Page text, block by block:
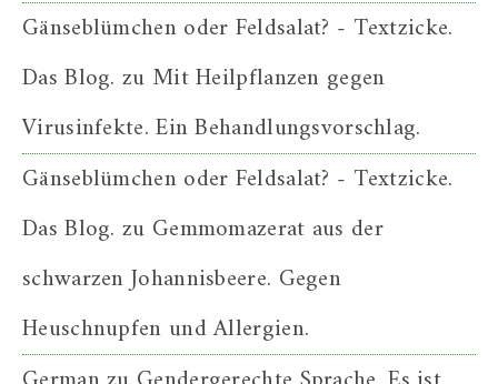
Gänseblümchen oder Feldsalat? - Textzicke.
Das Blog. zu Mit Heilpflanzen gegen
Virusinfekte. Ein Behandlungsvorschlag.
Gänseblümchen oder Feldsalat? - Textzicke.
Das Blog. zu Gemmomazerat aus der
schwarzen Johannisbeere. Gegen
Heuschnupfen und Allergien.